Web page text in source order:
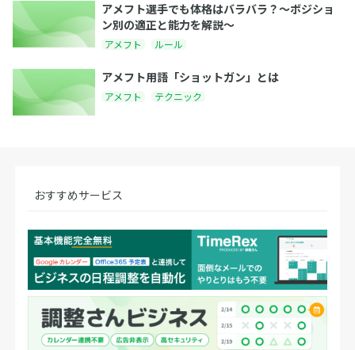
アメフト選手でも体格はバラバラ？〜ボジショ
ン別の適正と能力を解説〜
アメフト ルール
アメフト用語「ショットガン」とは
アメフト テクニック
おすすめサービス